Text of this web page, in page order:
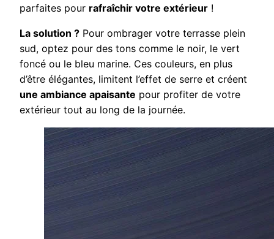
parfaites pour rafraîchir votre extérieur !
La solution ? Pour ombrager votre terrasse plein
sud, optez pour des tons comme le noir, le vert
foncé ou le bleu marine. Ces couleurs, en plus
d’être élégantes, limitent l’effet de serre et créent
une ambiance apaisante pour profiter de votre
extérieur tout au long de la journée.